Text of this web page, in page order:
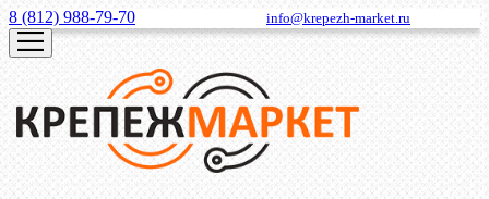
8 (812) 988-79-70 info@krepezh-market.ru